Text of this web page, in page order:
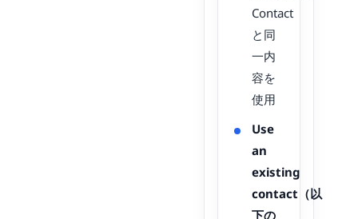
Contact
と同
一内
容を
使用
Use
an
existing
contact（以
下の